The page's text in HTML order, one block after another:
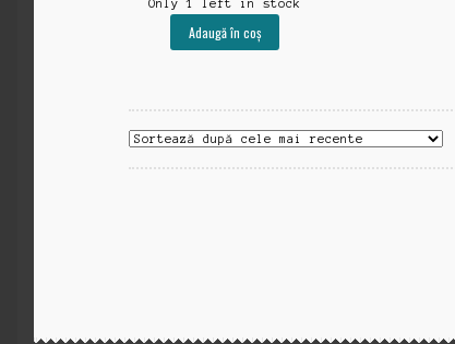
Only 1 left in stock
Adaugă în coș